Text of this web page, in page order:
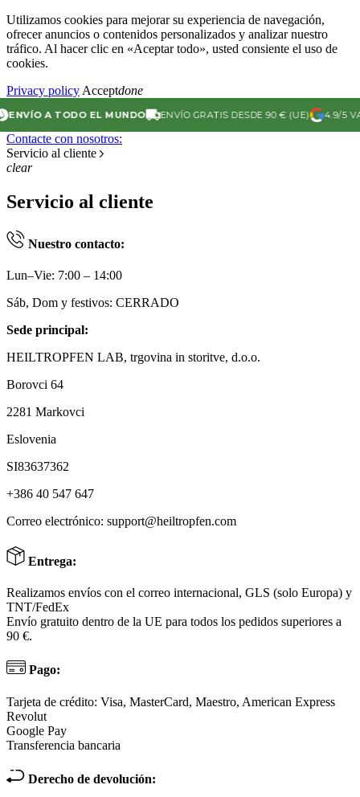
Utilizamos cookies para mejorar su experiencia de navegación,
ofrecer anuncios o contenidos personalizados y analizar nuestro
tráfico. Al hacer clic en «Aceptar todo», usted consiente el uso de
cookies.
Privacy policy Acceptdone
A TODO EL MUNDO ENVÍO GRATIS DESDE 90 € (UE) 4.9/5
Contacte con nosotros:
Servicio al cliente
clear
Servicio al cliente
Nuestro contacto:
Lun–Vie: 7:00 – 14:00
Sáb, Dom y festivos: CERRADO
Sede principal:
HEILTROPFEN LAB, trgovina in storitve, d.o.o.
Borovci 64
2281 Markovci
Eslovenia
SI83637362
+386 40 547 647
Correo electrónico: support@heiltropfen.com
Entrega:
Realizamos envíos con el correo internacional, GLS (solo Europa) y
TNT/FedEx
Envío gratuito dentro de la UE para todos los pedidos superiores a
90 €.
Pago:
Tarjeta de crédito: Visa, MasterCard, Maestro, American Express
Revolut
Google Pay
Transferencia bancaria
Derecho de devolución: